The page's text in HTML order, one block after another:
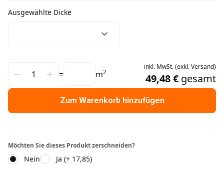
Ausgewählte Dicke
= m2
inkl. MwSt.(exkl.Versand)
49,48 € gesamt
Zum Warenkorb hinzufügen
Möchten Sie dieses Produkt zerschneiden?
Nein Ja (+ 17,85)